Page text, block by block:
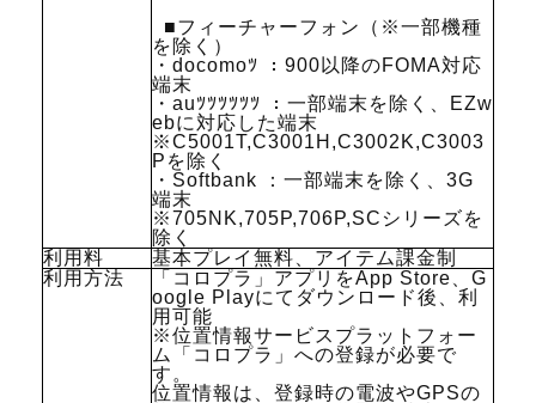
■フィーチャーフォン（※一部機種
を除く）
・docomoﾂ ：900以降のFOMA対応
端末
・auﾂﾂﾂﾂﾂﾂ ：一部端末を除く、EZw
ebに対応した端末
※C5001T,C3001H,C3002K,C3003
Pを除く
・Softbank ：一部端末を除く、3G
端末
※705NK,705P,706P,SCシリーズを
除く
利用料
基本プレイ無料、アイテム課金制
利用方法
「コロプラ」アプリをApp Store、G
oogle Playにてダウンロード後、利
用可能
※位置情報サービスプラットフォー
ム「コロプラ」への登録が必要で
す。
位置情報は、登録時の電波やGPSの